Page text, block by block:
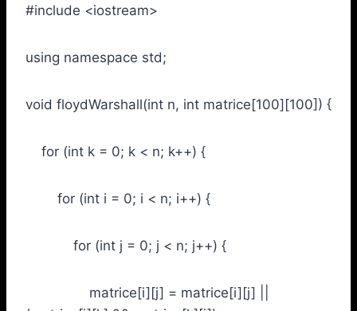
#include <iostream>
using namespace std;
void floydWarshall(int n, int matrice[100][100]) {
for (int k = 0; k < n; k++) {
for (int i = 0; i < n; i++) {
for (int j = 0; j < n; j++) {
matrice[i][j] = matrice[i][j] ||